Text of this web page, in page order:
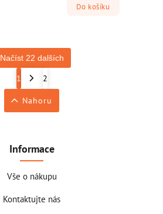
Do košíku
Načíst 22 dalších
1 2
Nahoru
Informace
Vše o nákupu
Kontaktujte nás